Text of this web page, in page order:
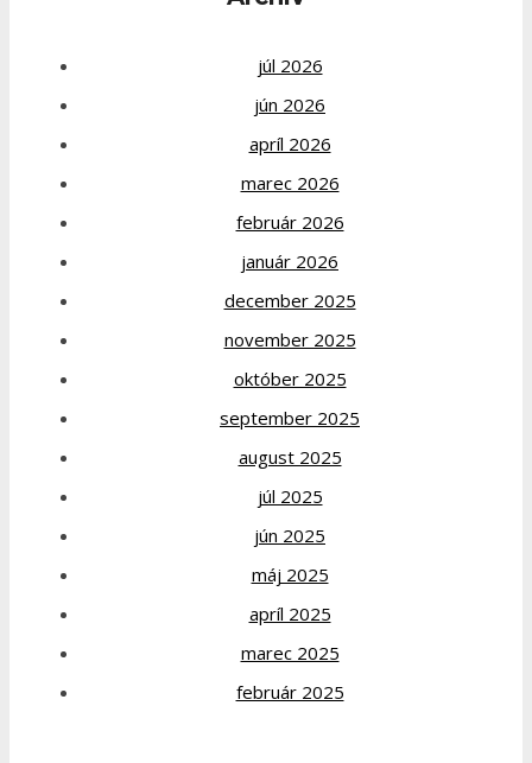
júl 2026
jún 2026
apríl 2026
marec 2026
február 2026
január 2026
december 2025
november 2025
október 2025
september 2025
august 2025
júl 2025
jún 2025
máj 2025
apríl 2025
marec 2025
február 2025